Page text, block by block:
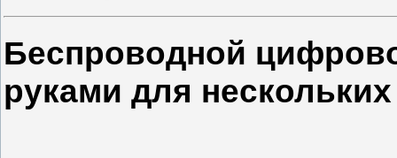
Беспроводной
руками для